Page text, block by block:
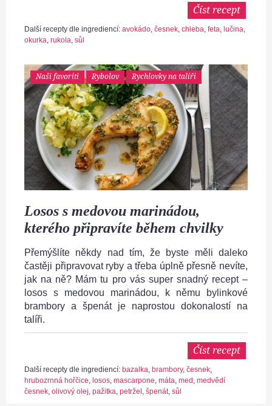
Číst recept
Další recepty dle ingrediencí: avokádo česnek chleba feta lučina
okurka rukola sůl
Naši favoriti Rybolov Rychlovky na talíři
Losos s medovou marinádou,
kterého připravíte během chvilky
Přemýšlíte někdy nad tím, že byste měli daleko
častěji připravovat ryby a třeba úplně přesně nevíte,
jak na ně? Mám tu pro vás super snadný recept –
losos s medovou marinádou, k němu bylinkové
brambory a špenát je naprostou dokonalostí na
talíři.
Číst recept
Další recepty dle ingrediencí: bazalka, brambory, česnek,
hrubozrnná hořčice, losos, mascarpone, máta, med , medvědí
česnek, olivový olej, pažitka, petržel , špenát, sůl